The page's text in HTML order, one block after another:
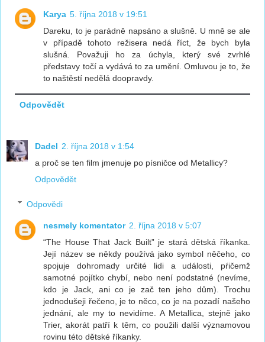
Karya 5. října 2018 v 19:51
Dareku, to je parádně napsáno a slušně. U mně se ale
v případě tohoto režisera nedá říct, že bych byla
slušná. Považuji ho za úchyla, který své zvrhlé
představy točí a vydává to za umění. Omluvou je to, že
to naštěstí nedělá doopravdy.
Odpovědět
Dadel 2. října 2018 v 1:54
a proč se ten film jmenuje po písničce od Metallicy?
Odpovědět
Odpovědi
nesmely komentator 2. října 2018 v 5:07
“The House That Jack Built” je stará dětská říkanka.
Její název se někdy používá jako symbol něčeho, co
spojuje dohromady určité lidi a události, pŕičemž
samotné pojítko chybí, nebo není podstatné (nevíme,
kdo je Jack, ani co je zač ten jeho dům). Trochu
jednodušeji řečeno, je to něco, co je na pozadí našeho
jednání, ale my to nevidíme. A Metallica, stejně jako
Trier, akorát patří k těm, co použili další významovou
rovinu této dětské říkanky.